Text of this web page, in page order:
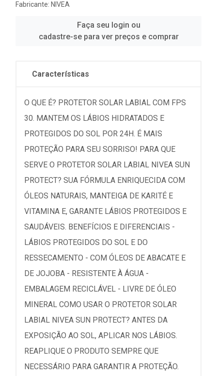
Fabricante: NIVEA
Faça seu login ou
cadastre-se para ver preços e comprar
Características
O QUE É? PROTETOR SOLAR LABIAL COM FPS
30. MANTEM OS LÁBIOS HIDRATADOS E
PROTEGIDOS DO SOL POR 24H. É MAIS
PROTEÇÃO PARA SEU SORRISO! PARA QUE
SERVE O PROTETOR SOLAR LABIAL NIVEA SUN
PROTECT? SUA FÓRMULA ENRIQUECIDA COM
ÓLEOS NATURAIS, MANTEIGA DE KARITÉ E
VITAMINA E, GARANTE LÁBIOS PROTEGIDOS E
SAUDÁVEIS. BENEFÍCIOS E DIFERENCIAIS -
LÁBIOS PROTEGIDOS DO SOL E DO
RESSECAMENTO - COM ÓLEOS DE ABACATE E
DE JOJOBA - RESISTENTE À ÁGUA -
EMBALAGEM RECICLÁVEL - LIVRE DE ÓLEO
MINERAL COMO USAR O PROTETOR SOLAR
LABIAL NIVEA SUN PROTECT? ANTES DA
EXPOSIÇÃO AO SOL, APLICAR NOS LÁBIOS.
REAPLIQUE O PRODUTO SEMPRE QUE
NECESSÁRIO PARA GARANTIR A PROTEÇÃO.